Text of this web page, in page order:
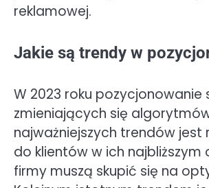
reklamowej.
Jakie są trendy w
W 2023 roku pozycjonowanie
zmieniających się
najważniejszych trendów
do klientów w ich
firmy muszą skupić się na